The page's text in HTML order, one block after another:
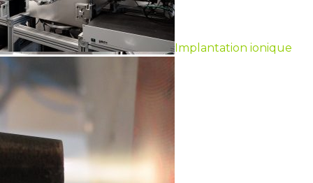
Implantation ionique